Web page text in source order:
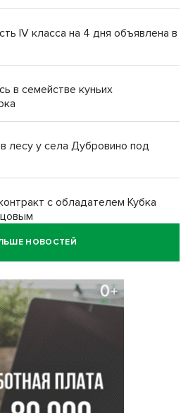
IV класса на 4 дня объявлена в
в семействе куньих
лесу у села Дубровино под
с обладателем Кубка
и получил его «посмертные»
новосибирцев с
лицея победили в
по ИИ
НОВОСТЕЙ